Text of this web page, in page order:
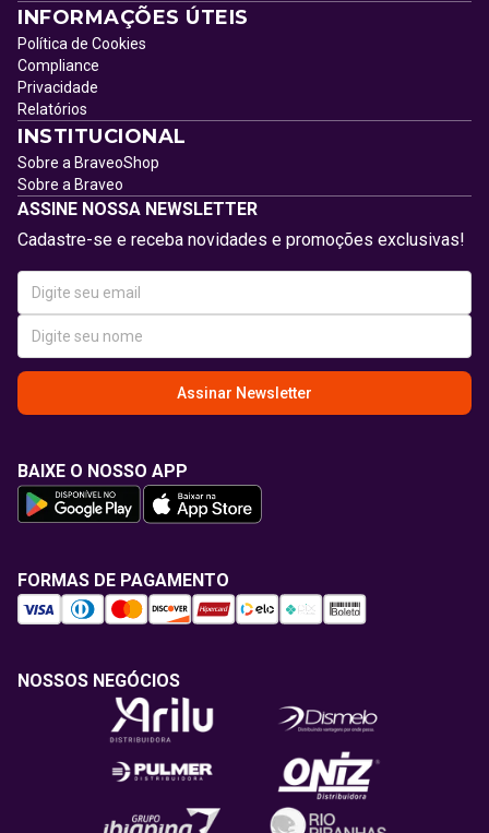
INFORMAÇÕES ÚTEIS
Política de Cookies
Compliance
Privacidade
Relatórios
INSTITUCIONAL
Sobre a BraveoShop
Sobre a Braveo
ASSINE NOSSA NEWSLETTER
Cadastre-se e receba novidades e promoções exclusivas!
Assinar Newsletter
BAIXE O NOSSO APP
FORMAS DE PAGAMENTO
NOSSOS NEGÓCIOS